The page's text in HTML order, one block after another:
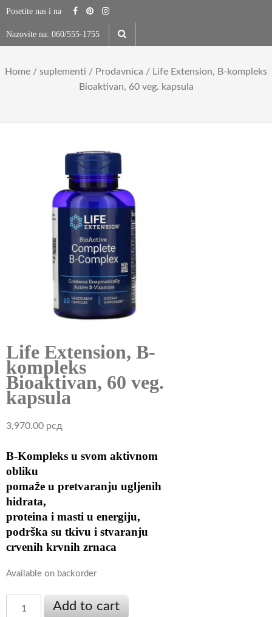
Skip
content
Posetite nas i na
Nazovite na: 060/555-1755
Home / suplementi / Prodavnica / Life Extension, B-kompleks
Bioaktivan, 60 veg. kapsula
Life Extension, B-
kompleks
Bioaktivan, 60 veg.
kapsula
3,970.00 рсд
B-Kompleks u svom aktivnom
obliku
pomaže u pretvaranju ugljenih
hidrata,
proteina i masti u energiju,
podrška su tkivu i stvaranju
crvenih krvnih zrnaca
Available on backorder
Add to cart